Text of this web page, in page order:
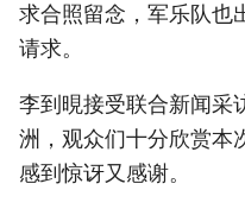
求合照留念，军乐队也
请求。
李到晛接受联合新闻采
洲，观众们十分欣赏本
感到惊讶又感谢。